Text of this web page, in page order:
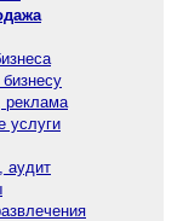
реклама
услуги
аудит